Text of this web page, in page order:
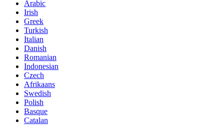
Arabic
Irish
Greek
Turkish
Italian
Danish
Romanian
Indonesian
Czech
Afrikaans
Swedish
Polish
Basque
Catalan